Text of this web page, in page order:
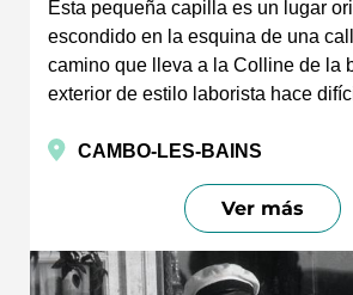
Esta pequeña capilla es un lugar
escondido en la esquina de una
camino que lleva a la Colline de la
exterior de estilo laborista hace
CAMBO-LES-BAINS
Ver más